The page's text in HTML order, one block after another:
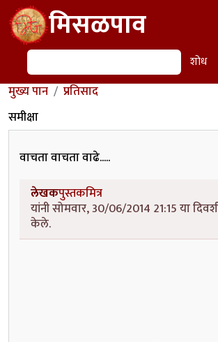
Skip to main contentमिसळपाव
शोध शोध
मुख्य पान
प्रतिसाद
समीक्षा
वाचता वाचता वाढे.....
लेखकपुस्तकमित्र
यांनी सोमवार, 30/06/2014 21:15 या
केले.